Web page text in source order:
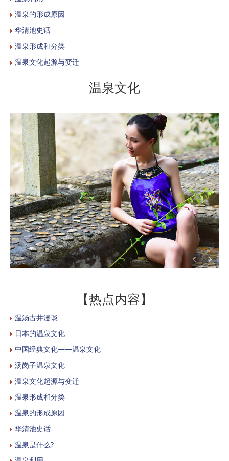
温泉的形成原因
华清池史话
温泉形成和分类
温泉文化起源与变迁
温泉文化
【热点内容】
温汤古井漫谈
日本的温泉文化
中国经典文化——温泉文化
汤岗子温泉文化
温泉文化起源与变迁
温泉形成和分类
温泉的形成原因
华清池史话
温泉是什么?